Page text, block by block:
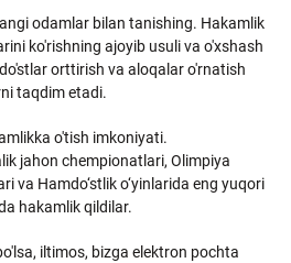
odamlar bilan tanishing. Hakamlik
ko'rishning ajoyib usuli va o'xshash
orttirish va aloqalar o'rnatish
taqdim etadi.
o'tish imkoniyati.
jahon chempionatlari, Olimpiya
va Hamdo‘stlik o‘yinlarida eng yuqori
hakamlik qildilar.
iltimos, bizga elektron pochta